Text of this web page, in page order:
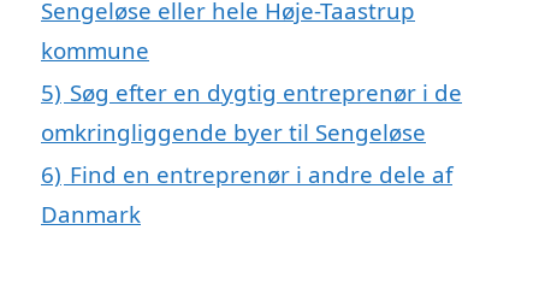
Sengeløse eller hele Høje-Taastrup
kommune
5) Søg efter en dygtig entreprenør i de
omkringliggende byer til Sengeløse
6) Find en entreprenør i andre dele af
Danmark